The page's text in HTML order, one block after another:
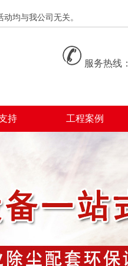
均与我公司无关。
服务热线：
持 工程案例